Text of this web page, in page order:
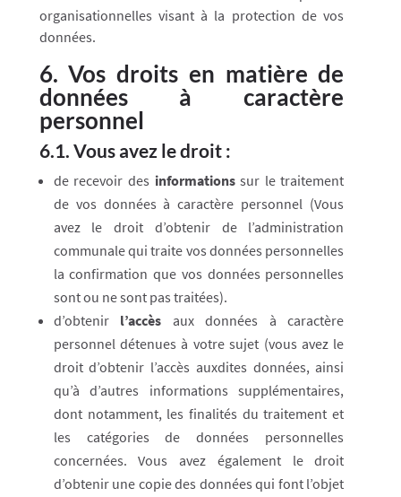
organisationnelles visant à la protection de vos
données.
6. Vos droits en matière de
données à caractère
personnel
6.1. Vous avez le droit :
de recevoir des informationssur le traitement
de vos données à caractère personnel (Vous
avez le droit d’obtenir de l’administration
communale qui traite vos données personnelles
la confirmation que vos données personnelles
sont ou ne sont pas traitées).
d’obtenir l’accès aux données à caractère
personnel détenues à votre sujet (vous avez le
droit d’obtenir l’accès auxdites données, ainsi
qu’à d’autres informations supplémentaires,
dont notamment, les finalités du traitement et
les catégories de données personnelles
concernées. Vous avez également le droit
d’obtenir une copie des données qui font l’objet